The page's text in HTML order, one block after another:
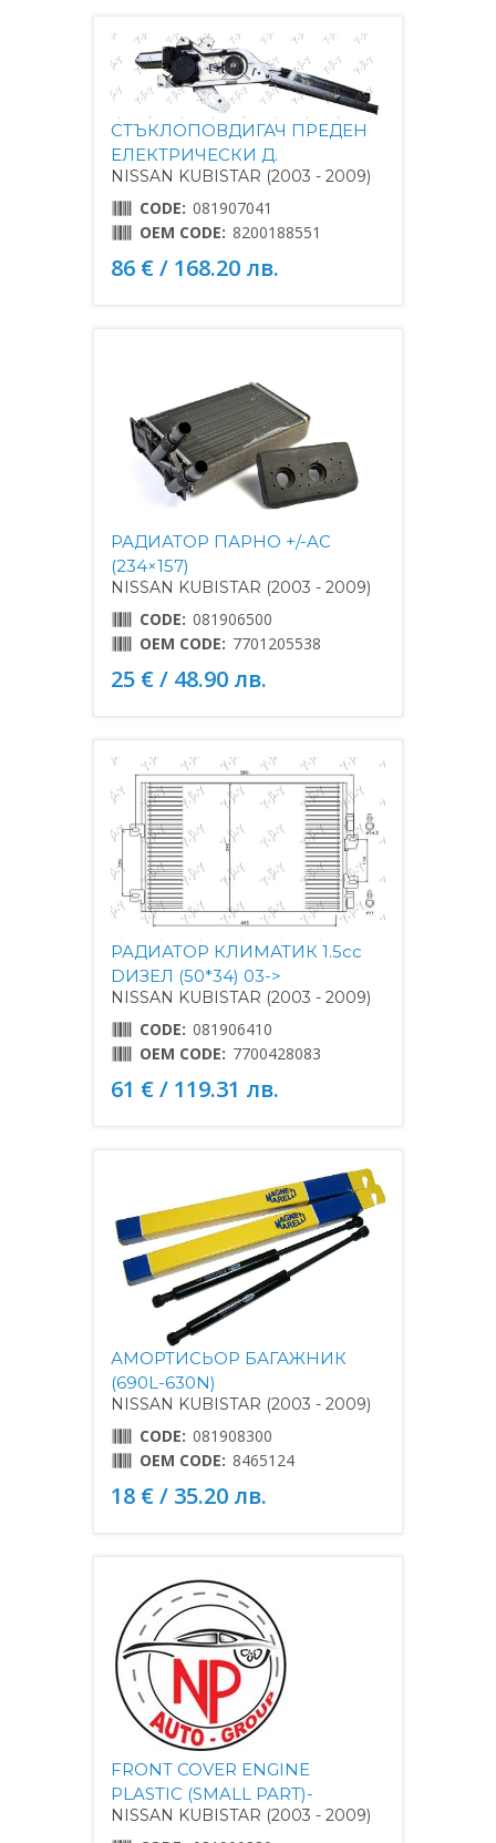
СТЪКЛОПОВДИГАЧ ПРЕДЕН
ЕЛЕКТРИЧЕСКИ Д.
NISSAN KUBISTAR (2003 - 2009)
CODE: 081907041
OEM CODE: 8200188551
86 € / 168.20 лв.
РАДИАТОР ПАРНО +/-AC
(234×157)
NISSAN KUBISTAR (2003 - 2009)
CODE: 081906500
OEM CODE: 7701205538
25 € / 48.90 лв.
РАДИАТОР КЛИМАТИК 1.5cc
DИЗЕЛ (50*34) 03->
NISSAN KUBISTAR (2003 - 2009)
CODE: 081906410
OEM CODE: 7700428083
61 € / 119.31 лв.
АМОРТИСЬОР БАГАЖНИК
(690L-630N)
NISSAN KUBISTAR (2003 - 2009)
CODE: 081908300
OEM CODE: 8465124
18 € / 35.20 лв.
FRONT COVER ENGINE
PLASTIC (SMALL PART)-
NISSAN KUBISTAR (2003 - 2009)